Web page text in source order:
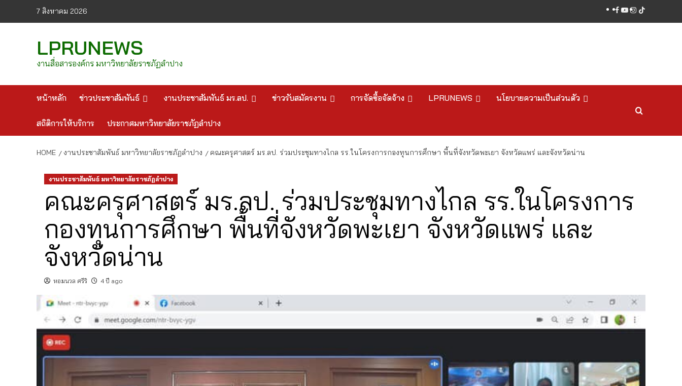
7 สิงหาคม 2026 facebook
youtube
instagram
tiktok
LPRUNEWS
งานสื่อสารองค์กร มหาวิทยาลัยราชภัฏลำปาง
หน้าหลัก ข่าวประชาสัมพันธ์ งานประชาสัมพันธ์ มร.ลป. ข่าวรับสมัครงาน การจัดซื้อจัดจ้าง LPRUNEWS นโยบายความเป็นส่วนตัว
สถิติการให้บริการ ประกาศมหาวิทยาลัยราชภัฏลำปาง
HOME งานประชาสัมพันธ์ มหาวิทยาลัยราชภัฏลำปาง คณะครุศาสตร์ มร.ลป. ร่วมประชุมทางไกล รร.ในโครงการกองทุนการศึกษา พื้นที่จังหวัดพะเยา จังหวัดแพร่ และจังหวัดน่าน
งานประชาสัมพันธ์ มหาวิทยาลัยราชภัฏลำปาง
คณะครุศาสตร์ มร.ลป. ร่วมประชุมทางไกล รร.ในโครงการ
กองทุนการศึกษา พื้นที่จังหวัดพะเยา จังหวัดแพร่ และ
จังหวัดน่าน
หอมนวล ศรีริ 4 ปี ago